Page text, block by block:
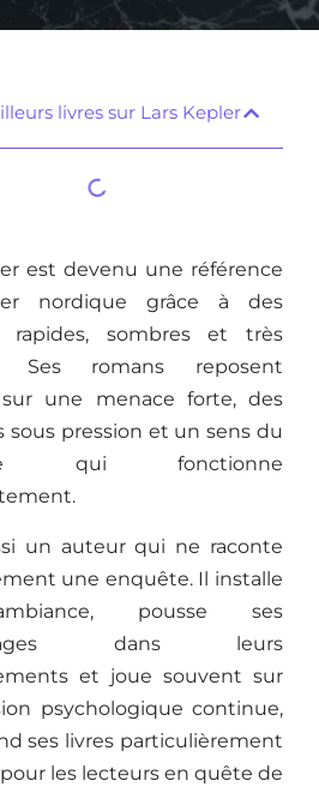
livres sur Lars Kepler
est devenu une référence
nordique grâce à des
rapides, sombres et très
Ses romans reposent
une menace forte, des
sous pression et un sens du
qui fonctionne
un auteur qui ne raconte
une enquête. Il installe
pousse ses
dans leurs
et joue souvent sur
psychologique continue,
ses livres particulièrement
les lecteurs en quête de